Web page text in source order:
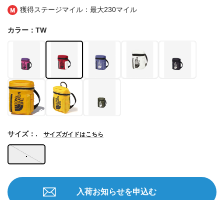
獲得ステージマイル：最大230マイル
カラー：TW
.
サイズ：. サイズガイドはこちら
入荷お知らせを申込む